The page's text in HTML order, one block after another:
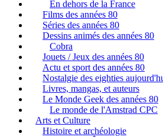
En dehors de la France
Films des années 80
Séries des années 80
Dessins animés des années 80
Cobra
Jouets / Jeux des années 80
Actu et sport des années 80
Nostalgie des eighties
Livres, mangas, et auteurs
Le Monde Geek des années 80
Le monde de l'Amstrad CPC
Arts et Culture
Histoire et archéologie